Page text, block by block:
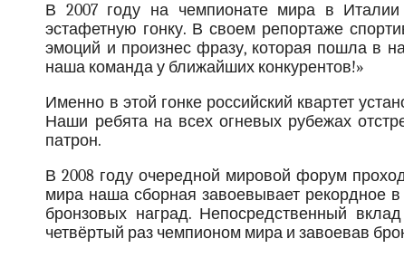
В 2007 году на чемпионате мира в
эстафетную гонку. В своем репортаже
эмоций и произнес фразу, которая пошла в
наша команда у ближайших конкурентов!»
Именно в этой гонке российский квартет
Наши ребята на всех огневых рубежах
патрон.
В 2008 году очередной мировой форум
мира наша сборная завоевывает рекордное
бронзовых наград. Непосредственный
четвёртый раз чемпионом мира и завоевав